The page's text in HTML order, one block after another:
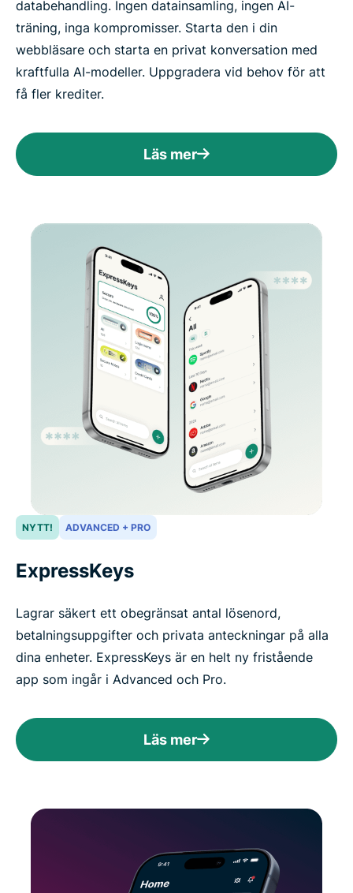
databehandling. Ingen datainsamling, ingen AI-
träning, inga kompromisser. Starta den i din
webbläsare och starta en privat konversation med
kraftfulla AI-modeller. Uppgradera vid behov för att
få fler krediter.
Läs mer
NYTT! ADVANCED + PRO
ExpressKeys
Lagrar säkert ett obegränsat antal lösenord,
betalningsuppgifter och privata anteckningar på alla
dina enheter. ExpressKeys är en helt ny fristående
app som ingår i Advanced och Pro.
Läs mer